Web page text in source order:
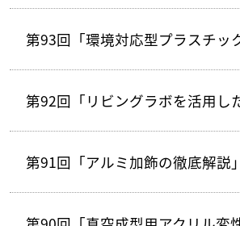
第93回「環境対応型プラスチッ
第92回「リビングラボを活用し
第91回「アルミ加飾の徹底解説」